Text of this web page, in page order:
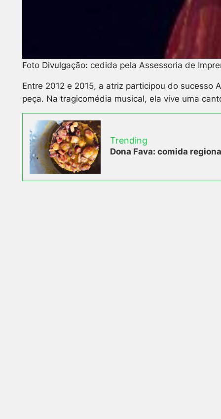
Foto Divulgação: cedida pela Assessoria de
Entre 2012 e 2015, a atriz participou do sucesso
peça. Na tragicomédia musical, ela vive uma
Trending
Dona Fava: comida